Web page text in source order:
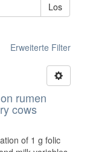
Los
Erweiterte Filter
rumen
cows
of 1 g folic